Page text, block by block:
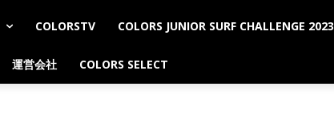
COLORSTV COLORS JUNIOR SURF CHALLENGE 2023
運営会社 COLORS SELECT